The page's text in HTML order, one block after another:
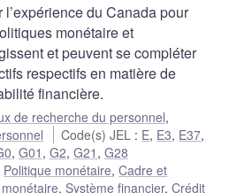
du Canada pour
monétaire et
et peuvent se compléter
respectifs en matière de
financière.
de recherche du personnel,
Code(s) JEL : E, E3, E37,
, G01 , G2, G21 , G28
Politique monétaire,Cadre et
, Système financier, Crédit